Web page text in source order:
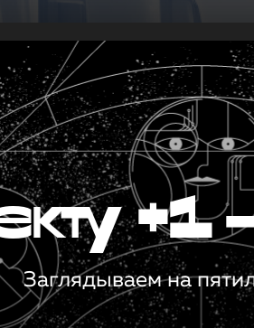
+1
Заглядываем на